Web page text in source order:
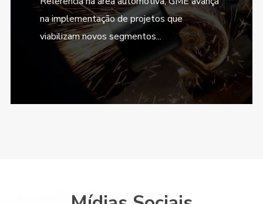
na implementação de projetos que
viabilizam novos segmentos...